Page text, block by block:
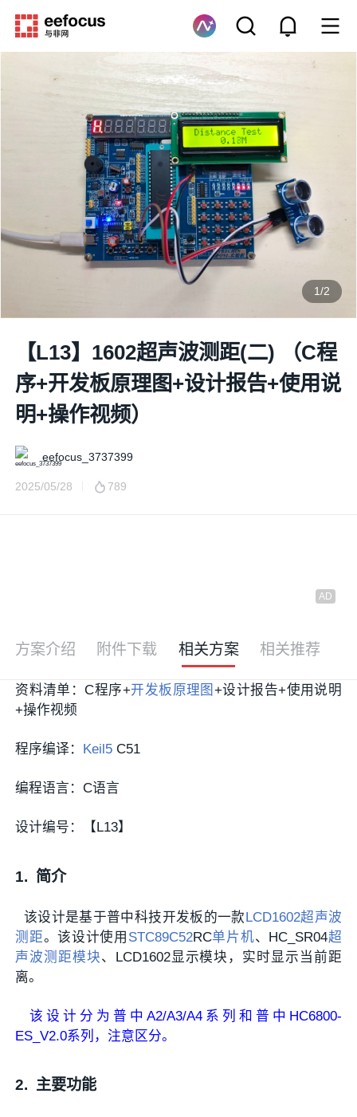
1/2
【L13】1602超声波测距(二) （C程
序+开发板原理图+设计报告+使用说
明+操作视频）
eefocus_3737399
2025/05/28 789
方案介绍 附件下载 相关方案 相关推荐
资料清单：C程序+开发板 原理图 +设计报告+使用说明
+操作视频
程序编译： Keil5 C51
编程语言：C语言
设计编号：【L13】
1. 简介
该设计是基于普中科技开发板的一款LCD1602超声波
测距。该设计使用 STC89C52RC单片机、HC_SR04超
声波测距模块、LCD1602显示模块，实时显示当前距
离。
该设计分为普中A2/A3/A4系列和普中HC6800-
ES_V2.0系列，注意区分。
2. 主要功能